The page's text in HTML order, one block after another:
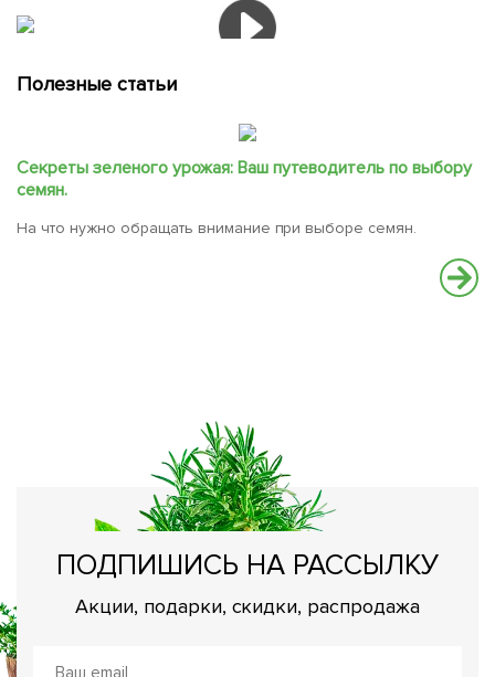
Полезные статьи
Секреты зеленого урожая: Ваш путеводитель по выбору
семян.
На что нужно обращать внимание при выборе семян.
ПОДПИШИСЬ НА РАССЫЛКУ
Акции, подарки, скидки, распродажа